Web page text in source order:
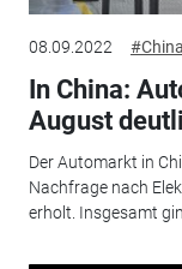
08.09.2022 #China
In China:
August
Der Automarkt in
Nachfrage nach
erholt. Insgesamt